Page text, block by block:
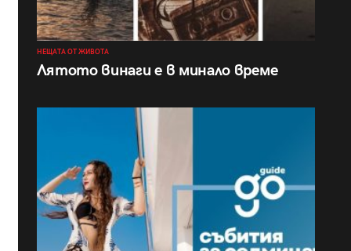
НЕЩАТА ОТ ЖИВОТА
Лятото винаги е в минало време